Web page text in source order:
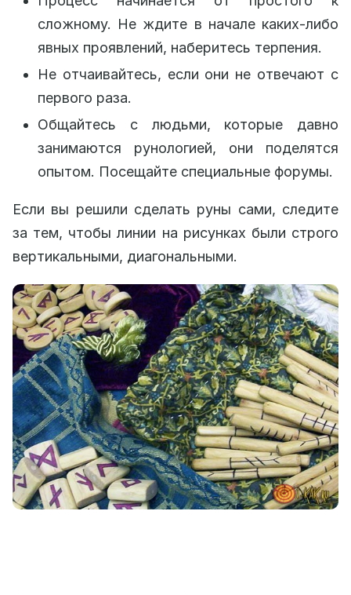
сложному. Не ждите в начале каких-либо
явных проявлений, наберитесь терпения.
Не отчаивайтесь, если они не отвечают с
первого раза.
Общайтесь с людьми, которые давно
занимаются рунологией, они поделятся
опытом. Посещайте специальные форумы.
Если вы решили сделать руны сами, следите
за тем, чтобы линии на рисунках были строго
вертикальными, диагональными.